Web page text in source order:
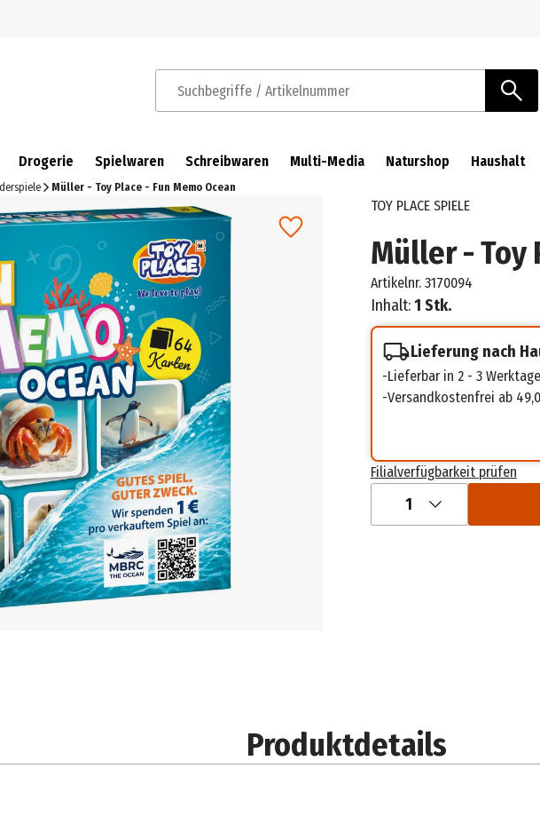
Suchbegriffe / Artikelnummer
Drogerie Spielwaren Schreibwaren Multi-Media Naturshop Haushalt
Müller - Toy Place - Fun Memo Ocean
TOY PLACE SPIELE
Müller - Toy
Artikelnr. 3170094
Inhalt:1 Stk.
Lieferung nach
Lieferbar in 2 - 3
Versandkostenfrei ab
Filialverfügbarkeit prüfen
1
Produktdetails